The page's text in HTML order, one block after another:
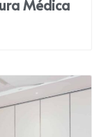
Médica